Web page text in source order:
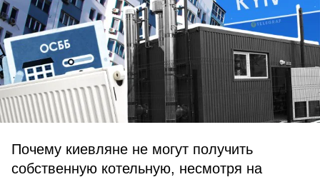
Почему киевляне не могут получить
собственную котельную, несмотря на